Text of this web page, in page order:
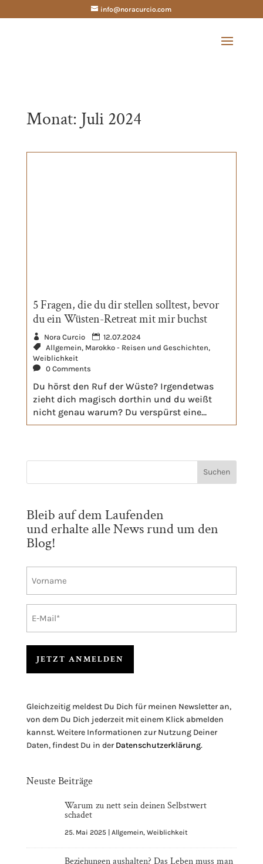
info@noracurcio.com
Monat: Juli 2024
5 Fragen, die du dir stellen solltest, bevor
du ein Wüsten-Retreat mit mir buchst
Nora Curcio
12.07.2024
Allgemein, Marokko - Reisen und Geschichten,
Weiblichkeit
0 Comments
Du hörst den Ruf der Wüste? Irgendetwas
zieht dich magisch dorthin und du weißt
nicht genau warum? Du verspürst eine...
Bleib auf dem Laufenden
und erhalte alle News rund um den
Blog!
Mail
l
t
e
r
t
Gleichzeitig meldest Du Dich für meinen Newsletter an,
von dem Du Dich jederzeit mit einem Klick abmelden
kannst. Weitere Informationen zur Nutzung Deiner
Daten, findest Du in derDatenschutzerklärung.
Neuste Beiträge
Warum zu nett sein deinen Selbstwert
schadet
25. Mai 2025| Allgemein, Weiblichkeit
Beziehungen aushalten? Das Leben muss man